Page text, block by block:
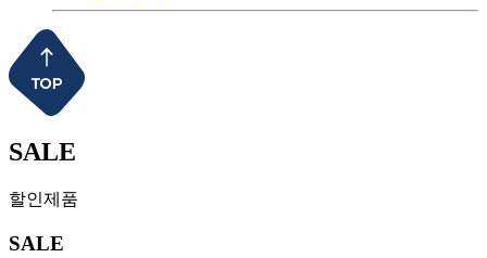
SALE
할인제품
SALE